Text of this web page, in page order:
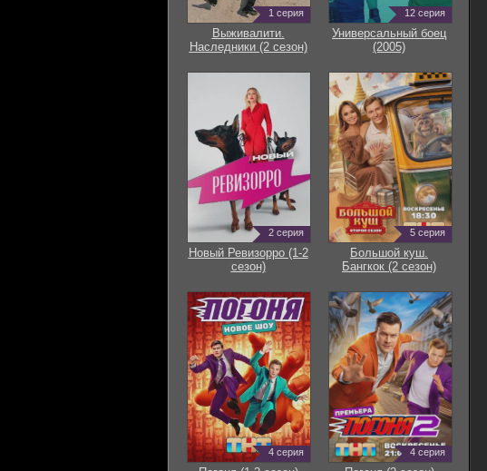
1 серия
Выживалити.
Наследники (2 сезон)
12 серия
Универсальный боец
(2005)
2 серия
Новый Ревизорро (1-2
сезон)
5 серия
Большой куш.
Бангкок (2 сезон)
4 серия 4 серия